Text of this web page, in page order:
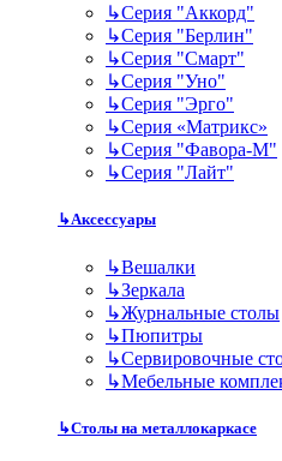
↳Серия "Аккорд"
↳Серия "Берлин"
↳Серия "Смарт"
↳Серия "Уно"
↳Серия "Эрго"
↳Серия «Матрикс»
↳Серия "Фавора-М"
↳Серия "Лайт"
↳Аксессуары
↳Вешалки
↳Зеркала
↳Журнальные столы
↳Пюпитры
↳Сервировочные
↳Мебельные
↳Столы на металлокаркасе